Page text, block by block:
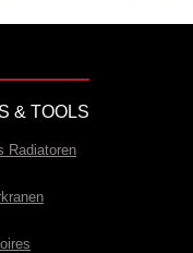
& TOOLS
Radiatoren